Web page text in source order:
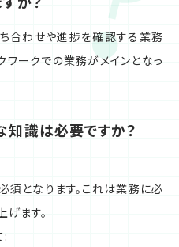
合わせや進捗を確認する業務
ワークでの業務がメインとなっ
識は必要ですか？
となります。これは業務に必
ます。
: